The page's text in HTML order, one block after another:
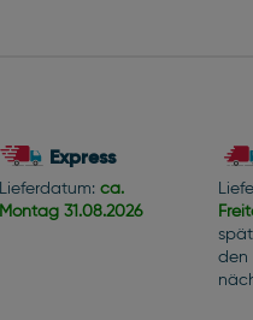
Express
Lieferdatum: ca.
Montag 31.08.2026
den